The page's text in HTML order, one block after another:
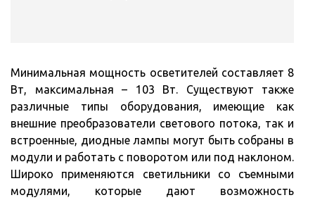
Минимальная мощность осветителей составляет 8
Вт, максимальная – 103 Вт. Существуют также
различные типы оборудования, имеющие как
внешние преобразователи светового потока, так и
встроенные, диодные лампы могут быть собраны в
модули и работать с поворотом или под наклоном.
Широко применяются светильники со съемными
модулями, которые дают возможность